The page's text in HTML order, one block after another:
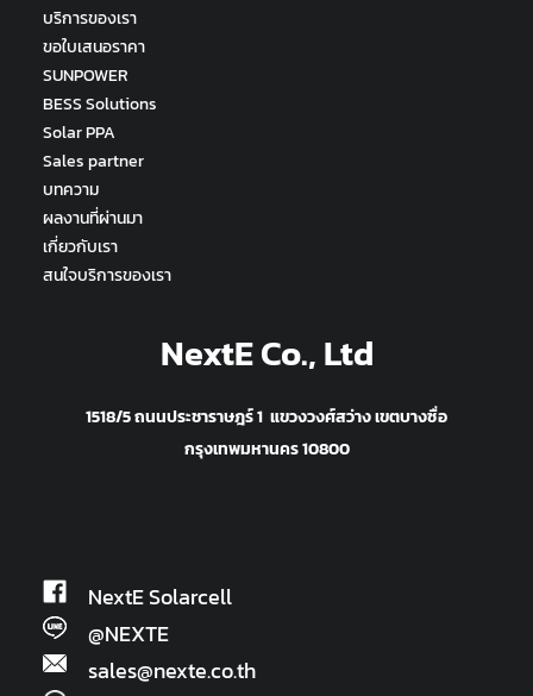
บริการของเรา
ขอใบเสนอราคา
SUNPOWER
BESS Solutions
Solar PPA
Sales partner
บทความ
ผลงานที่ผ่านมา
เกี่ยวกับเรา
สนใจบริการของเรา
NextE Co., Ltd
1518/5 ถนนประชาราษฎร์ 1 แขวงวงศ์สว่าง เขตบางซื่อ
กรุงเทพมหานคร 10800
NextE Solarcell
@NEXTE
sales@nexte.co.th